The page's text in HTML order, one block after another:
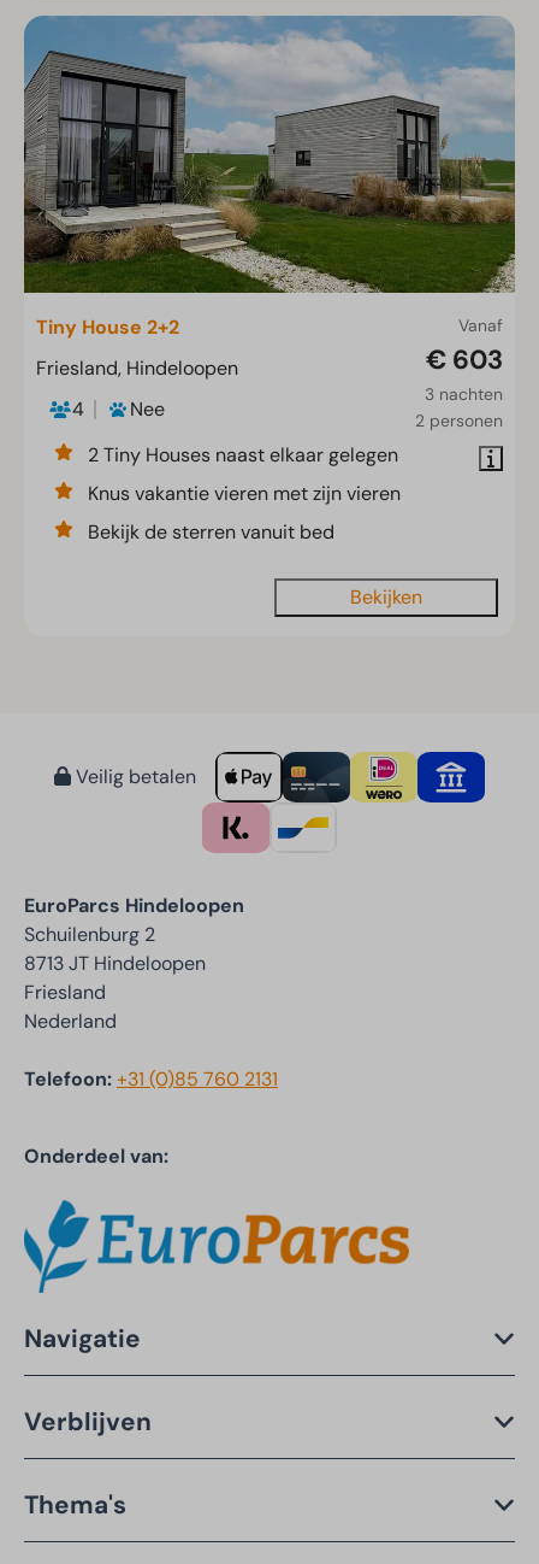
Vanaf
€ 603
3 nachten
2 personen
Tiny House 2+2
Friesland, Hindeloopen
4
Nee
2 Tiny Houses naast elkaar gelegen
Knus vakantie vieren met zijn vieren
Bekijk de sterren vanuit bed
Bekijken
Veilig betalen
EuroParcs Hindeloopen
Schuilenburg 2
8713 JT Hindeloopen
Friesland
Nederland
Telefoon:+31 (0)85 760 2131
Onderdeel van:
Navigatie
Verblijven
Thema's